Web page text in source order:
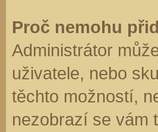
Proč nemohu
Administrátor
uživatele, nebo
těchto možností,
nezobrazí se vám